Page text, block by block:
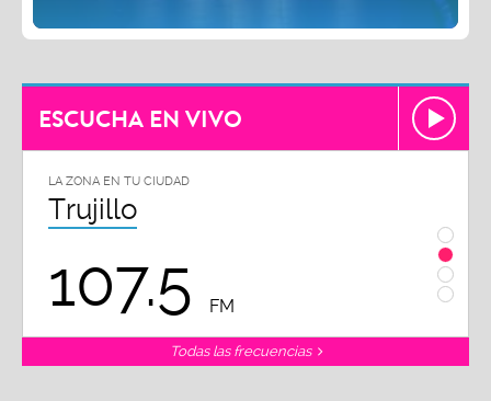
ESCUCHA EN VIVO
102.3
Todas las frecuencias